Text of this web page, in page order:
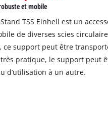
et mobile
TSS Einhell est un
de diverses scies
ce support peut être
pratique, le support peut
d’utilisation à un autre.